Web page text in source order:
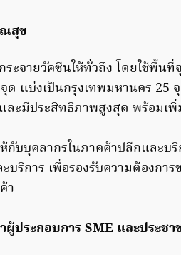
สุข
ระจายวัคซีนให้ทั่วถึง โดยใช้พื้
ด แบ่งเป็นกรุงเทพมหานคร 25
ละมีประสิทธิภาพสูงสุด พร้อมเ
กับบุคลากรในภาคค้าปลีกและบ
บริการ เพื่อรองรับความต้องกา
า
ผู้ประกอบการ SME และประชา